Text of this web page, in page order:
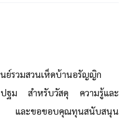
รวมสวนเห็ดบ้านอรัญญิก
ฐม สำหรับวัสดุ ความรู้และ
ด และขอขอบคุณทุนสนับสนุน